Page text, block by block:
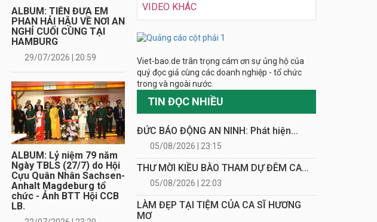
ALBUM: TIỄN ĐƯA EM
PHAN HẢI HẬU VỀ NƠI AN
NGHỈ CUỐI CÙNG TẠI
HAMBURG
29/07/2026 | 20:59
ALBUM: Lỷ niệm 79 năm
Ngày TBLS (27/7) do Hội
Cựu Quân Nhân Sachsen-
Anhalt Magdeburg tổ
chức - Ảnh BTT Hội CCB
LB.
VIDEO KHÁC
Viet-bao.de trân trọng cám ơn sự ủng hộ của
quý đọc giả cùng các doanh nghiệp - tổ chức
trong và ngoài nước.
TIN ĐỌC NHIỀU
ĐỨC BÁO ĐỘNG AN NINH: Phát hiện...
05/08/2026 | 23:15
THƯ MỜI KIỀU BÀO THAM DỰ ĐÊM CA...
05/08/2026 | 22:03
LÀM ĐẸP TẠI TIỆM CỦA CA SĨ HƯƠNG
MƠ